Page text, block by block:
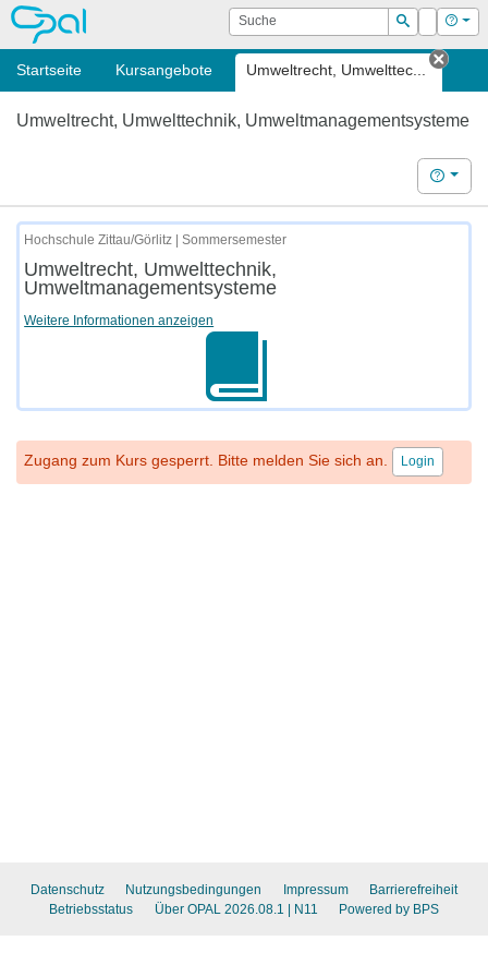
OPAL Suche
Suchen
Login Hilfe
Startseite Kursangebote Umweltrecht, Umwelttec...
Tab
Umweltrecht, Umwelttechnik, Umweltmanagementsysteme
Hilfe
Hochschule Zittau/Görlitz | Sommersemester
Umweltrecht, Umwelttechnik,
Umweltmanagementsysteme
Weitere Informationen anzeigen
Zugang zum Kurs gesperrt. Bitte melden Sie sich an. Login
Datenschutz Nutzungsbedingungen Impressum
Barrierefreiheit
Betriebsstatus
Über OPAL 2026.08.1 | N11 Powered by BPS